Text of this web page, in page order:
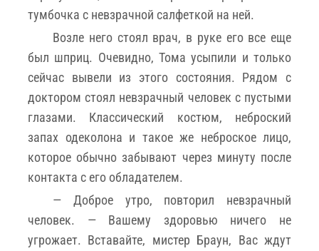
тумбочка с невзрачной салфеткой на ней.
Возле него стоял врач, в руке его все еще
был шприц. Очевидно, Тома усыпили и только
сейчас вывели из этого состояния. Рядом с
доктором стоял невзрачный человек с пустыми
глазами. Классический костюм, неброский
запах одеколона и такое же неброское лицо,
которое обычно забывают через минуту после
контакта с его обладателем.
— Доброе утро, повторил невзрачный
человек. — Вашему здоровью ничего не
угрожает. Вставайте, мистер Браун, Вас ждут